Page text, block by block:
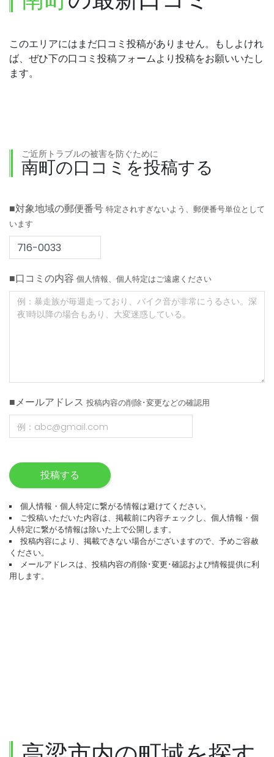
このエリアにはまだ口コミ投稿がありません。もしよけれ
ば、ぜひ下の口コミ投稿フォームより投稿をお願いいたし
ます。
ご近所トラブルの被害を防ぐために
南町の口コミを投稿する
■対象地域の郵便番号 特定されすぎないよう、郵便番号単位として
います
■口コミの内容 個人情報、個人特定はご遠慮ください
■メールアドレス 投稿内容の削除･変更などの確認用
投稿する
個人情報・個人特定に繋がる情報は避けてください。
ご投稿いただいた内容は、掲載前に内容チェックし、個人情報・個
人特定に繋がる情報は除いた上で公開します。
投稿内容により、掲載できない場合がございますので、予めご容赦
ください。
メールアドレスは、投稿内容の削除･変更･確認および情報提供に利
用します。